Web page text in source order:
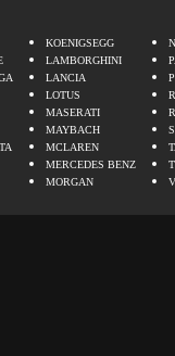
KOENIGSEGG
LAMBORGHINI
LANCIA
LOTUS
MASERATI
MAYBACH
MCLAREN
MERCEDES BENZ
MORGAN